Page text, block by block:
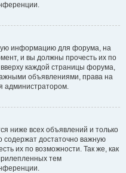
информацию для форума, на
и вы должны прочесть их по
каждой страницы форума,
объявлениями, права на
администратором.
ниже всех объявлений и только
содержат достаточно важную
их по возможности. Так же, как
тем